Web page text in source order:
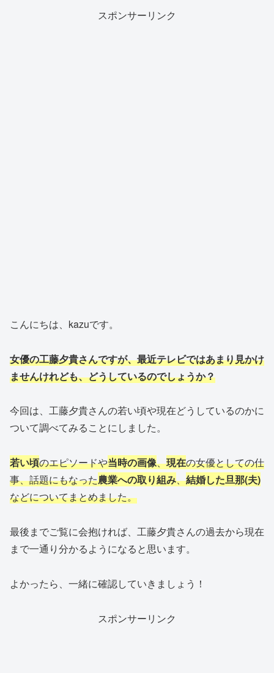
スポンサーリンク
こんにちは、kazuです。
女優の工藤夕貴さんですが、最近テレビではあまり見かけ
ませんけれども、どうしているのでしょうか？
今回は、工藤夕貴さんの若い頃や現在どうしているのかに
ついて調べてみることにしました。
若い頃のエピソードや当時の画像、現在の女優としての仕
事、話題にもなった農業への取り組み、結婚した旦那(夫)
などについてまとめました。
最後までご覧に会抱ければ、工藤夕貴さんの過去から現在
まで一通り分かるようになると思います。
よかったら、一緒に確認していきましょう！
スポンサーリンク